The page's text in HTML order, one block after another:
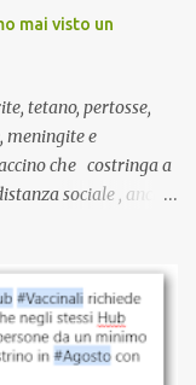
presa in carico.
mai visto un
tetano, pertosse,
meningite e
che costringa a
sociale , anche
di ricompense,
mai visto
Se non sei stato
sentire una